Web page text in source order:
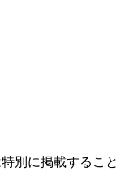
別に掲載すること